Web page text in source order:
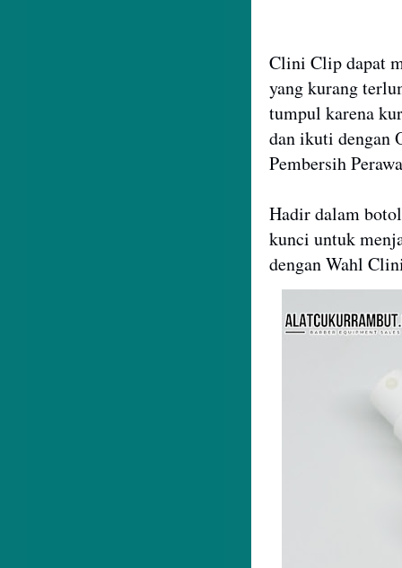
Clini Clip dapat
yang kurang
tumpul karena
dan ikuti dengan
Pembersih
Hadir dalam
kunci untuk
dengan Wahl